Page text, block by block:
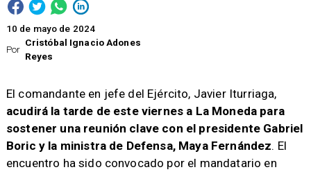
Por
Cristóbal Ignacio Adones
Reyes
10 de mayo de 2024
El comandante en jefe del Ejército, Javier Iturriaga,
acudirá la tarde de este viernes a La Moneda para
sostener una reunión clave con el presidente Gabriel
Boric y la ministra de Defensa, Maya Fernández. El
encuentro ha sido convocado por el mandatario en